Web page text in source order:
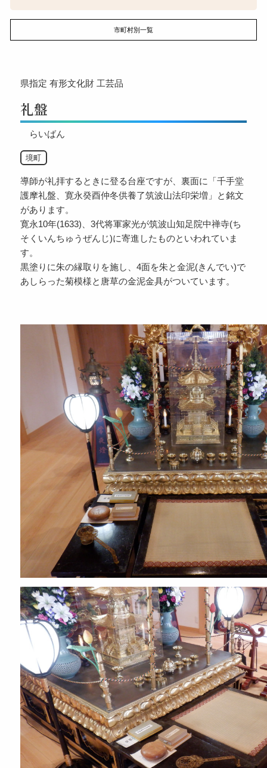
市町村別一覧
県指定 有形文化財 工芸品
礼盤
らいばん
境町
導師が礼拝するときに登る台座ですが、裏面に「千手堂
護摩礼盤、寛永癸酉仲冬供養了筑波山法印栄増」と銘文
があります。
寛永10年(1633)、3代将軍家光が筑波山知足院中禅寺(ち
そくいんちゅうぜんじ)に寄進したものといわれていま
す。
黒塗りに朱の縁取りを施し、4面を朱と金泥(きんでい)で
あしらった菊模様と唐草の金泥金具がついています。